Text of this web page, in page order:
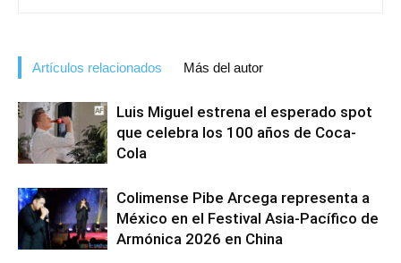
Artículos relacionados Más del autor
Luis Miguel estrena el esperado spot
que celebra los 100 años de Coca-
Cola
Colimense Pibe Arcega representa a
México en el Festival Asia-Pacífico de
Armónica 2026 en China